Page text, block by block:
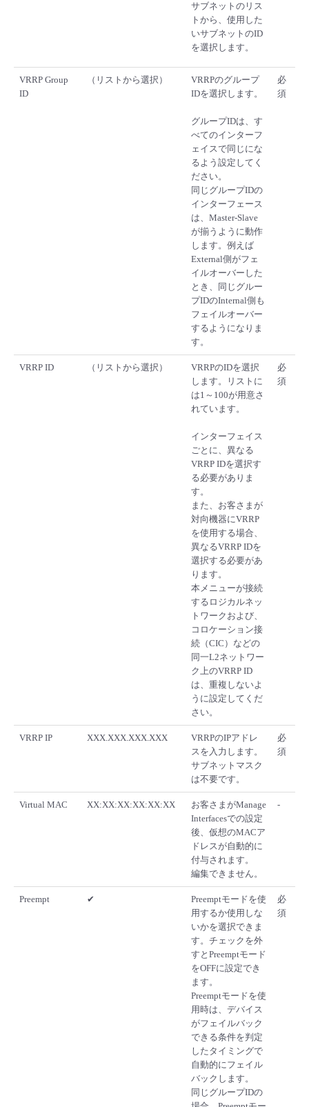
サブネットのリス
トから、使用した
いサブネットのID
を選択します。
VRRP Group
ID
（リストから選択）
VRRPのグループ
IDを選択します。
グループIDは、す
べてのインターフ
ェイスで同じにな
るよう設定してく
ださい。
同じグループIDの
インターフェース
は、Master-Slave
が揃うように動作
します。例えば
External側がフェ
イルオーバーした
とき、同じグルー
プIDのInternal側も
フェイルオーバー
するようになりま
す。
必
須
VRRP ID （リストから選択）
VRRPのIDを選択
します。リストに
は1～100が用意さ
れています。
インターフェイス
ごとに、異なる
VRRP IDを選択す
る必要がありま
す。
また、お客さまが
対向機器にVRRP
を使用する場合、
異なるVRRP IDを
選択する必要があ
ります。
本メニューが接続
するロジカルネッ
トワークおよび、
コロケーション接
続（CIC）などの
同一L2ネットワー
ク上のVRRP ID
は、重複しないよ
うに設定してくだ
さい。
必
須
VRRP IP XXX.XXX.XXX.XXX
VRRPのIPアドレ
スを入力します。
サブネットマスク
は不要です。
必
須
Virtual MAC XX:XX:XX:XX:XX:XX
お客さまがManage
Interfacesでの設定
後、仮想のMACア
ドレスが自動的に
付与されます。
編集できません。
-
Preempt ✔
Preemptモードを使
用するか使用しな
いかを選択できま
す。チェックを外
すとPreemptモード
をOFFに設定でき
ます。
Preemptモードを使
用時は、デバイス
がフェイルバック
できる条件を判定
したタイミングで
自動的にフェイル
バックします。
同じグループIDの
必
須